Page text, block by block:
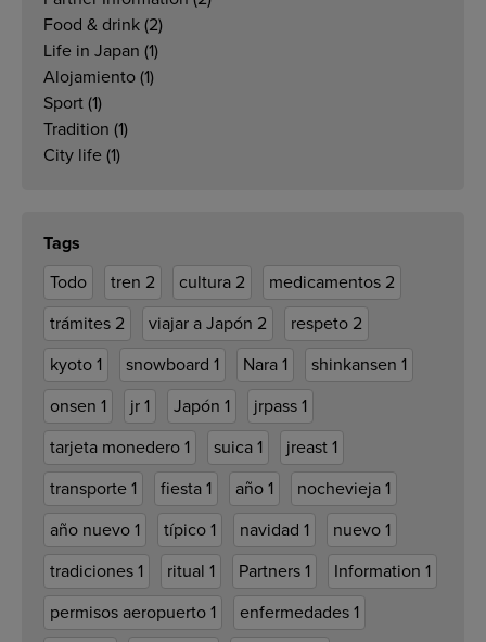
Food & drink (2)
Life in Japan (1)
Alojamiento (1)
Sport (1)
Tradition (1)
City life (1)
Tags
Todo
tren 2 cultura 2 medicamentos 2
trámites 2 viajar a Japón 2 respeto 2
kyoto 1 snowboard 1 Nara 1 shinkansen 1
onsen 1 jr 1 Japón 1 jrpass 1
tarjeta monedero 1 suica 1 jreast 1
transporte 1 fiesta 1 año 1 nochevieja 1
año nuevo 1 típico 1 navidad 1 nuevo 1
tradiciones 1 ritual 1 Partners 1 Information 1
permisos aeropuerto 1 enfermedades 1